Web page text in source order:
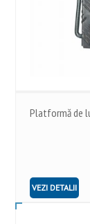
Platformă de
VEZI DETALII